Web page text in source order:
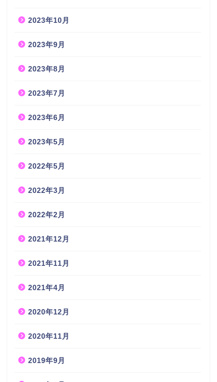
2023年10月
2023年9月
2023年8月
2023年7月
2023年6月
2023年5月
2022年5月
2022年3月
2022年2月
2021年12月
2021年11月
2021年4月
2020年12月
2020年11月
2019年9月